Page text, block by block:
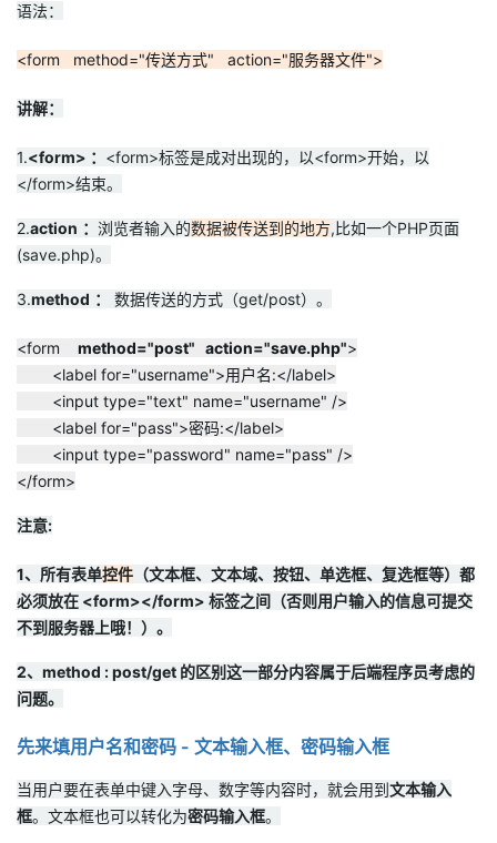
客
论
的
子
我
直
播
的
活
动
我
的
关
注
我
发
者
学
堂
的
我
Programs
的
支
持
我
技
的
语法：
<form method="传送方式" action="服务器文件">
讲解：
1.<form> ： <form>标签是成对出现的，以<form>开始，以
</form>结束。
2.action ： 浏览者输入的数据被传送到的地方,比如一个PHP页面
(save.php)。
3.method ： 数据传送的方式（get/post）。
<form method="post" action="save.php">
<label for="username">用户名:</label>
<input type="text" name="username" />
<label for="pass">密码:</label>
<input type="password" name="pass" />
</form>
注意:
1、所有表单控件 （文本框、文本域、按钮、单选框、复选框等）都
必须放在 <form></form> 标签之间（否则用户输入的信息可提交
不到服务器上哦！）。
2、method : post/get 的区别这一部分内容属于后端程序员考虑的
问题。
先来填用户名和密码 - 文本输入框、密码输入框
当用户要在表单中键入字母、数字等内容时，就会用到文本输入
框。文本框也可以转化为密码输入框。